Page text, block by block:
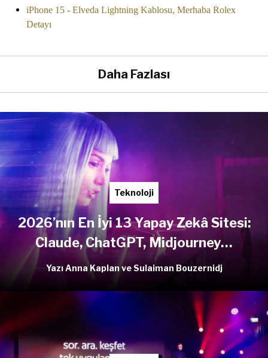
iPhone 15 - Elveda Lightning Kablosu, Merhaba Rolex
Detayı
Daha Fazlası
Teknoloji
2026’nın En İyi 13 Yapay Zekâ Sitesi:
Claude, ChatGPT, Midjourney…
Yazı Anna Kaplan ve Sulaiman Bouzernidj